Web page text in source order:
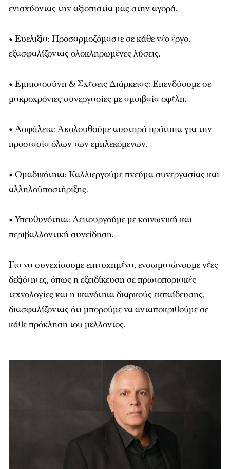
ενισχύοντας την αξιοπιστία μας στην αγορά.
• Ευελιξία: Προσαρμοζόμαστε σε κάθε νέο έργο,
εξασφαλίζοντας ολοκληρωμένες λύσεις.
• Εμπιστοσύνη & Σχέσεις Διάρκειας: Επενδύουμε σε
μακροχρόνιες συνεργασίες με αμοιβαία οφέλη.
• Ασφάλεια: Ακολουθούμε αυστηρά πρότυπα για την
προστασία όλων των εμπλεκόμενων.
• Ομαδικότητα: Καλλιεργούμε πνεύμα συνεργασίας και
αλληλοϋποστήριξης.
• Υπευθυνότητα: Λειτουργούμε με κοινωνική και
περιβαλλοντική συνείδηση.
Για να συνεχίσουμε επιτυχημένα, ενσωματώνουμε νέες
δεξιότητες, όπως η εξειδίκευση σε πρωτοποριακές
τεχνολογίες και η ικανότητα διαρκούς εκπαίδευσης,
διασφαλίζοντας ότι μπορούμε να ανταποκριθούμε σε
κάθε πρόκληση του μέλλοντος.